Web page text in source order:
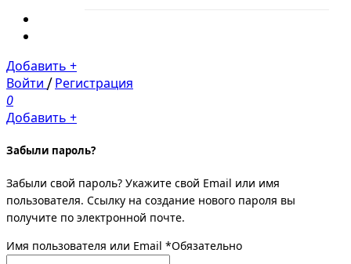
Добавить +
Войти / Регистрация
0
Добавить +
Забыли пароль?
Забыли свой пароль? Укажите свой Email или имя
пользователя. Ссылку на создание нового пароля вы
получите по электронной почте.
Имя пользователя или Email *Обязательно